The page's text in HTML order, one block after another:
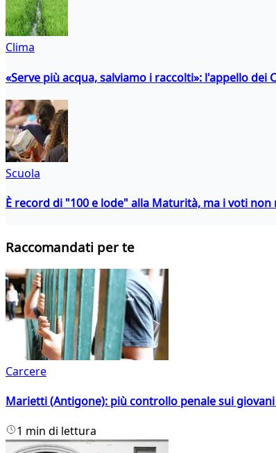
Clima
«Serve più acqua, salviamo i raccolti»: l'appello dei
Scuola
È record di "100 e lode" alla Maturità, ma i voti
Raccomandati per te
Carcere
Marietti (Antigone): più controllo penale sui
1 min di lettura